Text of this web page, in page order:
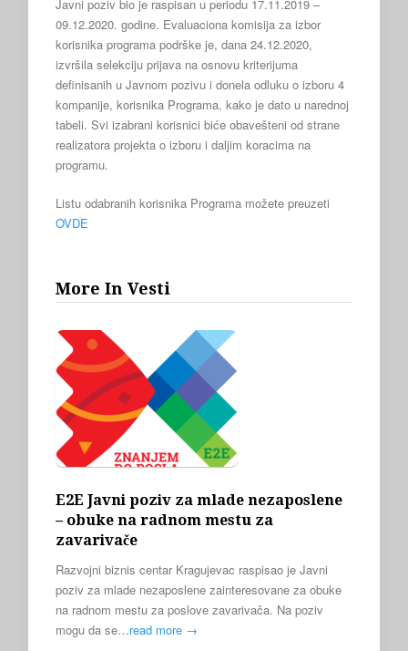
Javni poziv bio je raspisan u periodu 17.11.2019 –
09.12.2020. godine. Evaluaciona komisija za izbor
korisnika programa podrške je, dana 24.12.2020,
izvršila selekciju prijava na osnovu kriterijuma
definisanih u Javnom pozivu i donela odluku o izboru 4
kompanije, korisnika Programa, kako je dato u narednoj
tabeli. Svi izabrani korisnici biće obavešteni od strane
realizatora projekta o izboru i daljim koracima na
programu.
Listu odabranih korisnika Programa možete preuzeti
OVDE
More In Vesti
E2E Javni poziv za mlade nezaposlene
– obuke na radnom mestu za
zavarivače
Razvojni biznis centar Kragujevac raspisao je Javni
poziv za mlade nezaposlene zainteresovane za obuke
na radnom mestu za poslove zavarivača. Na poziv
mogu da se…read more →